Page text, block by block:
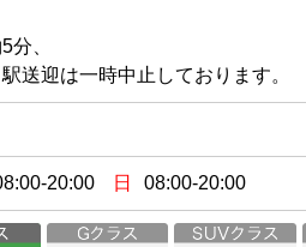
、
20:00 日 08:00-20:00